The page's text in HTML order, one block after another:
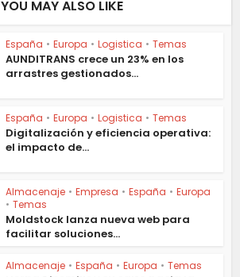
YOU MAY ALSO LIKE
España • Europa • Logistica • Temas
AUNDITRANS crece un 23% en los
arrastres gestionados...
España • Europa • Logistica • Temas
Digitalización y eficiencia operativa:
el impacto de...
Almacenaje • Empresa • España • Europa
• Temas
Moldstock lanza nueva web para
facilitar soluciones...
Almacenaje • España • Europa • Temas